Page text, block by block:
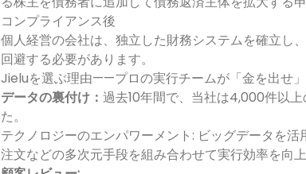
コンプライアンス後
個人経営の会社は、独立した財務システムを確立し
回避する必要があります。
Jieluを選ぶ理由——プロの実行チームが「金を出せ
データの裏付け： 過去10年間で、当社は4,000件以
た。
テクノロジーのエンパワーメント: ビッグデータを
注文などの多次元手段を組み合わせて実行効率を向上